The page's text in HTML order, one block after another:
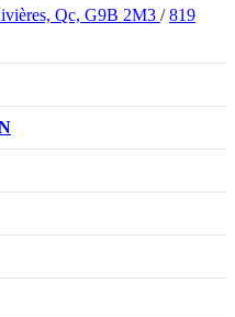
Qc, G9B 2M3 / 819
VÉHICULE
ROUTIER